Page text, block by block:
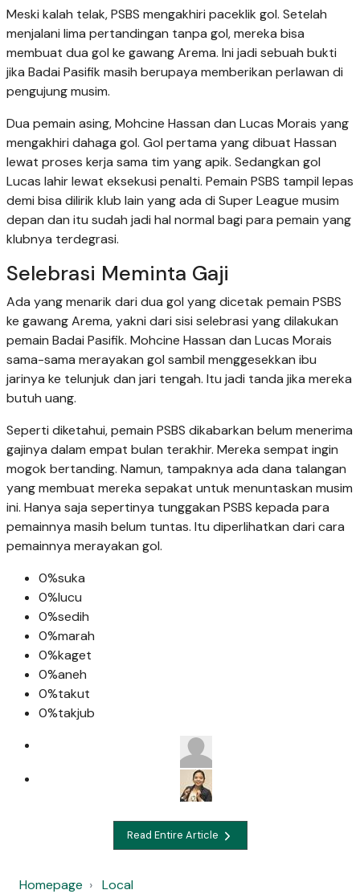
Meski kalah telak, PSBS mengakhiri paceklik gol. Setelah
menjalani lima pertandingan tanpa gol, mereka bisa
membuat dua gol ke gawang Arema. Ini jadi sebuah bukti
jika Badai Pasifik masih berupaya memberikan perlawan di
pengujung musim.
Dua pemain asing, Mohcine Hassan dan Lucas Morais yang
mengakhiri dahaga gol. Gol pertama yang dibuat Hassan
lewat proses kerja sama tim yang apik. Sedangkan gol
Lucas lahir lewat eksekusi penalti. Pemain PSBS tampil lepas
demi bisa dilirik klub lain yang ada di Super League musim
depan dan itu sudah jadi hal normal bagi para pemain yang
klubnya terdegrasi.
Selebrasi Meminta Gaji
Ada yang menarik dari dua gol yang dicetak pemain PSBS
ke gawang Arema, yakni dari sisi selebrasi yang dilakukan
pemain Badai Pasifik. Mohcine Hassan dan Lucas Morais
sama-sama merayakan gol sambil menggesekkan ibu
jarinya ke telunjuk dan jari tengah. Itu jadi tanda jika mereka
butuh uang.
Seperti diketahui, pemain PSBS dikabarkan belum menerima
gajinya dalam empat bulan terakhir. Mereka sempat ingin
mogok bertanding. Namun, tampaknya ada dana talangan
yang membuat mereka sepakat untuk menuntaskan musim
ini. Hanya saja sepertinya tunggakan PSBS kepada para
pemainnya masih belum tuntas. Itu diperlihatkan dari cara
pemainnya merayakan gol.
0%suka
0%lucu
0%sedih
0%marah
0%kaget
0%aneh
0%takut
0%takjub
Read Entire Article
Homepage
Local